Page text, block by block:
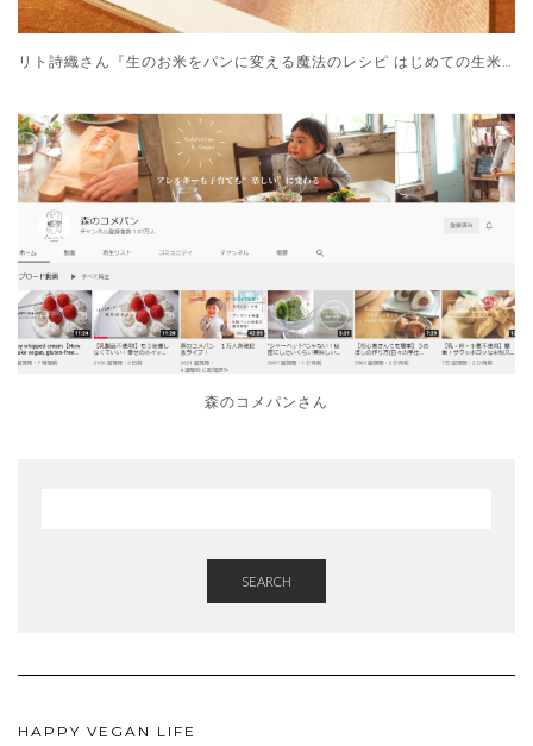
リト詩織さん『生のお米をパンに変える魔法のレシピ はじめての生米パン』
森のコメパンさん
SEARCH
HAPPY VEGAN LIFE